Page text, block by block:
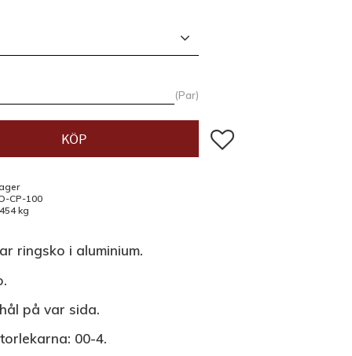
Par
KÖP Lägg till i favoriter
CP-100
kg
ringsko i aluminium.
på var sida.
00-4.